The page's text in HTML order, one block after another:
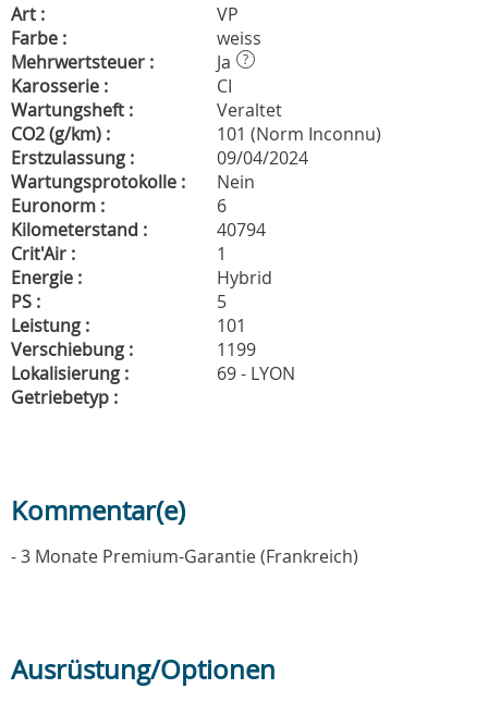
Art :
VP
Farbe :
weiss
Mehrwertsteuer :
Ja ?
Karosserie :
CI
Wartungsheft :
Veraltet
CO2 (g/km) :
101 (Norm Inconnu)
Erstzulassung :
09/04/2024
Wartungsprotokolle :
Nein
Euronorm :
6
Kilometerstand :
40794
Crit'Air :
1
Energie :
Hybrid
PS :
5
Leistung :
101
Verschiebung :
1199
Lokalisierung :
69 - LYON
Getriebetyp :
Kommentar(e)
- 3 Monate Premium-Garantie (Frankreich)
Ausrüstung/Optionen